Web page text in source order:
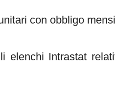
con obbligo
elenchi Intrastat